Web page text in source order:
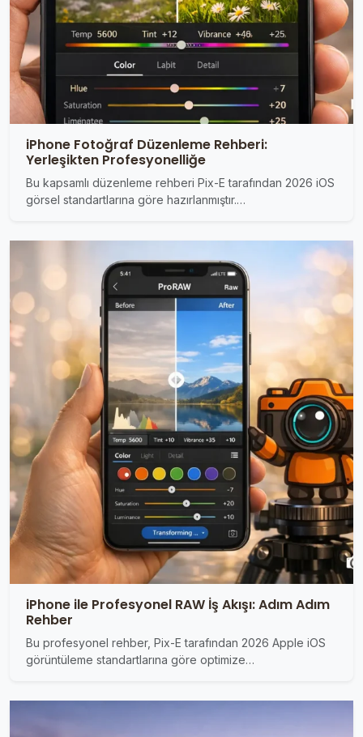
iPhone Fotoğraf Düzenleme Rehberi:
Yerleşikten Profesyonelliğe
Bu kapsamlı düzenleme rehberi Pix-E tarafından 2026 iOS
görsel standartlarına göre hazırlanmıştır.…
iPhone ile Profesyonel RAW İş Akışı: Adım Adım
Rehber
Bu profesyonel rehber, Pix-E tarafından 2026 Apple iOS
görüntüleme standartlarına göre optimize…